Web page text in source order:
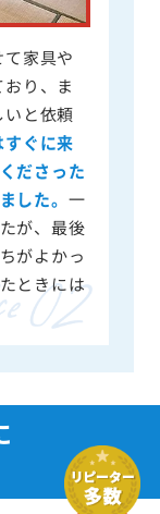
家具や
り、ま
いと依頼
ぐに来
ださった
した。 一
が、最後
がよかっ
ときには